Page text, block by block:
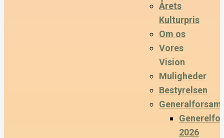
Årets
Kulturpris
Om os
Vores
Vision
Muligheder
Bestyrelsen
2026